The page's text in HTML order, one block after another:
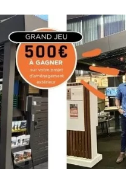
Services &